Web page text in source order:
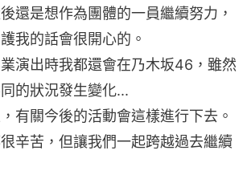
還是想作為團體的一員繼續努力，
我的話會很開心的。
演出時我都還會在乃木坂46，雖然
的狀況發生變化...
有關今後的活動會這樣進行下去。
辛苦，但讓我們一起跨越過去繼續